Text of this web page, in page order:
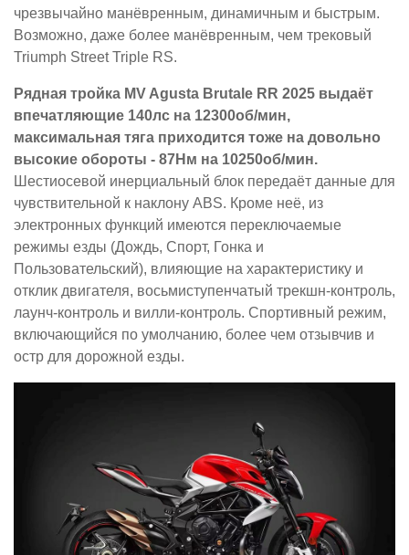
чрезвычайно манёвренным, динамичным и быстрым.
Возможно, даже более манёвренным, чем трековый
Triumph Street Triple RS.
Рядная тройка MV Agusta Brutale RR 2025 выдаёт
впечатляющие 140лс на 12300об/мин,
максимальная тяга приходится тоже на довольно
высокие обороты - 87Нм на 10250об/мин.
Шестиосевой инерциальный блок передаёт данные для
чувствительной к наклону ABS. Кроме неё, из
электронных функций имеются переключаемые
режимы езды (Дождь, Спорт, Гонка и
Пользовательский), влияющие на характеристику и
отклик двигателя, восьмиступенчатый трекшн-контроль,
лаунч-контроль и вилли-контроль. Спортивный режим,
включающийся по умолчанию, более чем отзывчив и
остр для дорожной езды.